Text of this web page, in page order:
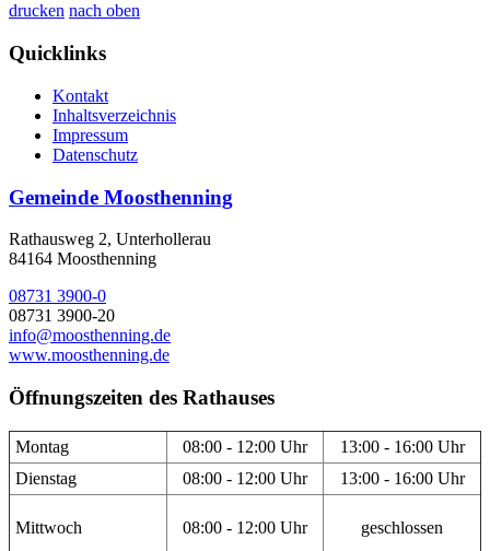
drucken nach oben
Quicklinks
Kontakt
Inhaltsverzeichnis
Impressum
Datenschutz
Gemeinde Moosthenning
Rathausweg 2, Unterhollerau
84164 Moosthenning
08731 3900-0
08731 3900-20
info@moosthenning.de
www.moosthenning.de
Öffnungszeiten des Rathauses
Montag 08:00 - 12:00 Uhr
13:00 - 16:00 Uhr
Dienstag
08:00 - 12:00 Uhr 13:00 - 16:00 Uhr
Mittwoch 08:00 - 12:00 Uhr geschlossen